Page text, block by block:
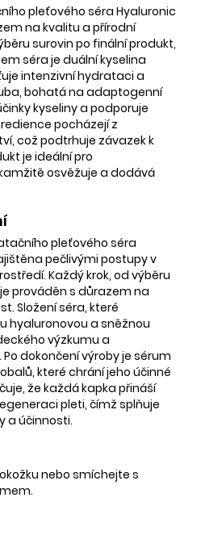
pleťového séra Hyaluronic
na kvalitu a přírodní
surovin po finální produkt,
séra je duální kyselina
intenzivní hydrataci a
bohatá na adaptogenní
kyseliny a podporuje
pocházejí z
což podtrhuje závazek k
je ideální pro
osvěžuje a dodává
pleťového séra
pečlivými postupy v
Každý krok, od výběru
prováděn s důrazem na
Složení séra, které
hyaluronovou a sněžnou
výzkumu a
dokončení výroby je sérum
které chrání jeho účinné
že každá kapka přináší
pleti, čímž splňuje
a účinnosti.
nebo smíchejte s